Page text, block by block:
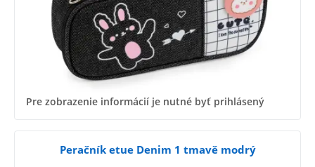
Pre zobrazenie informácií je nutné byť prihlásený
Peračník etue Denim 1 tmavě modrý